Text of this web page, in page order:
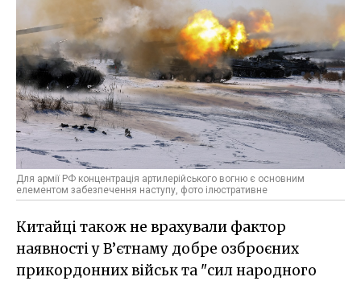
Для армії РФ концентрація артилерійського вогню є основним
елементом забезпечення наступу, фото ілюстративне
Китайці також не врахували фактор
наявності у В’єтнаму добре озброєних
прикордонних військ та "сил народного